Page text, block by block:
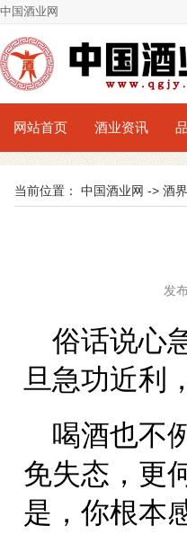
中国酒业网
网站首页 酒业资讯
当前位置： 中国酒业网 -> 酒
发
俗话说心
旦急功近利
喝酒也不
免失态，更
是，你根本